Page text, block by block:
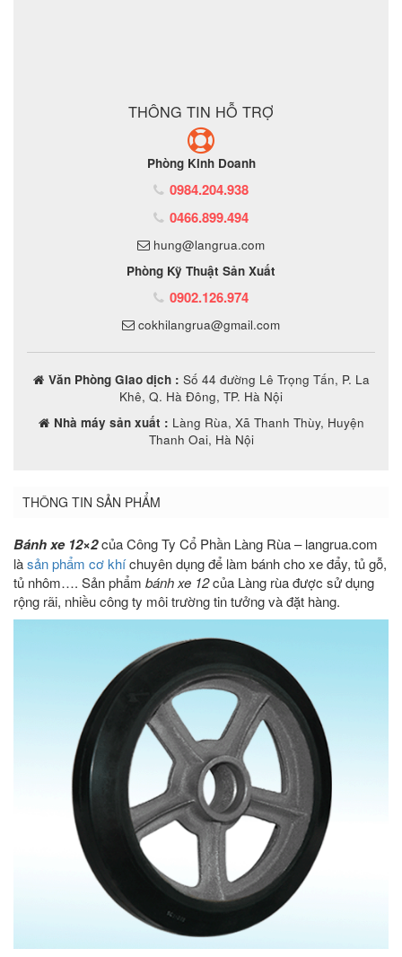
THÔNG TIN HỖ TRỢ
Phòng Kinh Doanh
0984.204.938
0466.899.494
hung@langrua.com
Phòng Kỹ Thuật Sản Xuất
0902.126.974
cokhilangrua@gmail.com
Văn Phòng Giao dịch : Số 44 đường Lê Trọng Tấn, P. La
Khê, Q. Hà Đông, TP. Hà Nội
Nhà máy sản xuất : Làng Rùa, Xã Thanh Thùy, Huyện
Thanh Oai, Hà Nội
THÔNG TIN SẢN PHẨM
Bánh xe 12×2của Công Ty Cổ Phần Làng Rùa – langrua.com
làsản phẩm cơ khíchuyên dụng để làm bánh cho xe đẩy, tủ gỗ,
tủ nhôm…. Sản phẩm bánh xe 12của Làng rùa được sử dụng
rộng rãi, nhiều công ty môi trường tin tưởng và đặt hàng.